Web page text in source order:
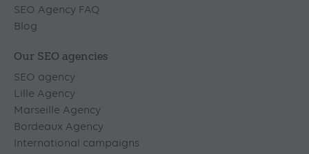
SEO Agency FAQ
Blog
Our SEO agencies
SEO agency
Lille Agency
Marseille Agency
Bordeaux Agency
International campaigns